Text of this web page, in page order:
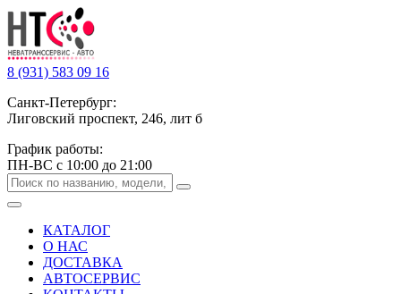
8 (931) 583 09 16
Санкт-Петербург:
Лиговский проспект, 246, лит б
График работы:
ПН-ВС с 10:00 до 21:00
КАТАЛОГ
О НАС
ДОСТАВКА
АВТОСЕРВИС